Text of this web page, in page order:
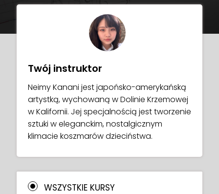
Twój instruktor
Neimy Kanani jest japońsko-amerykańską
artystką, wychowaną w Dolinie Krzemowej
w Kalifornii. Jej specjalnością jest tworzenie
sztuki w eleganckim, nostalgicznym
klimacie koszmarów dzieciństwa.
WSZYSTKIE KURSY